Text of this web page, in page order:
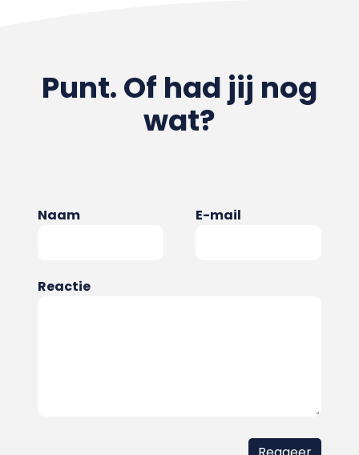
Punt. Of had jij nog
wat?
Naam E-mail
Reactie